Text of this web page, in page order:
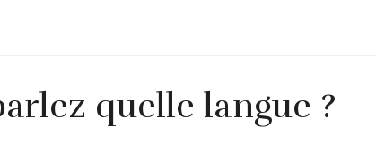
quelle langue ?